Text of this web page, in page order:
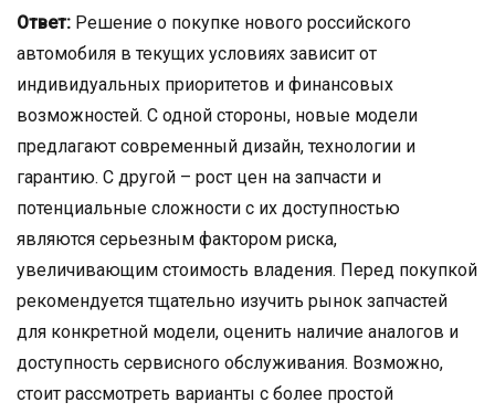
Ответ: Решение о покупке нового российского
автомобиля в текущих условиях зависит от
индивидуальных приоритетов и финансовых
возможностей. С одной стороны, новые модели
предлагают современный дизайн, технологии и
гарантию. С другой – рост цен на запчасти и
потенциальные сложности с их доступностью
являются серьезным фактором риска,
увеличивающим стоимость владения. Перед покупкой
рекомендуется тщательно изучить рынок запчастей
для конкретной модели, оценить наличие аналогов и
доступность сервисного обслуживания. Возможно,
стоит рассмотреть варианты с более простой